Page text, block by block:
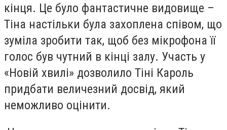
кінця. Це було фантастичне видовище –
Тіна настільки була захоплена співом, що
зуміла зробити так, щоб без мікрофона її
голос був чутний в кінці залу. Участь у
«Новій хвилі» дозволило Тіні Кароль
придбати величезний досвід, який
неможливо оцінити.